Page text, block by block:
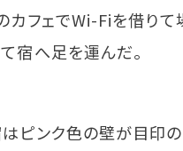
カフェでWi-Fiを借り
宿へ足を運んだ。
ピンク色の壁が目印